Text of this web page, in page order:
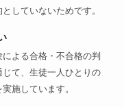
していないためです。
よる合格・不合格の判
て、生徒一人ひとりの
施しています。